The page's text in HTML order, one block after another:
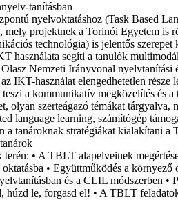
tanításban
nyelvoktatáshoz (Task Based
projektnek a Torinói Egyetem is
technológia) is jelentős
használata segíti a tanulók
Nemzeti Irányvonal nyelvtanítási
IKT-használat elengedhetetlen
a kommunikatív megközelítés és
szerteágazó témákat
language learning, számítógép
tanároknak stratégiákat kialakítani a
terén: • A TBLT alapelveinek
• Együttműködés a környező
és a CLIL módszerben
le, forgasd el! • A TBLT